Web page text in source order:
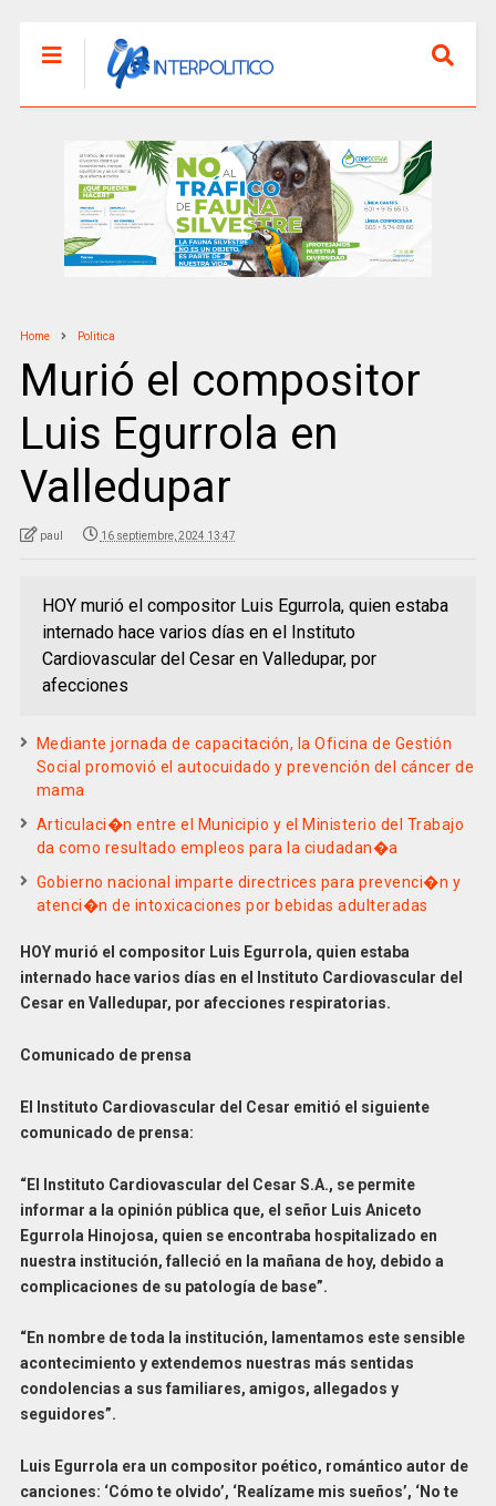
Home Politica
Murió el compositor
Luis Egurrola en
Valledupar
paul 16 septiembre, 2024 13:47
HOY murió el compositor Luis Egurrola, quien estaba
internado hace varios días en el Instituto
Cardiovascular del Cesar en Valledupar, por
afecciones
Mediante jornada de capacitación, la Oficina de Gestión
Social promovió el autocuidado y prevención del cáncer de
mama
Articulaci�n entre el Municipio y el Ministerio del Trabajo
da como resultado empleos para la ciudadan�a
Gobierno nacional imparte directrices para prevenci�n y
atenci�n de intoxicaciones por bebidas adulteradas
HOY murió el compositor Luis Egurrola, quien estaba
internado hace varios días en el Instituto Cardiovascular del
Cesar en Valledupar, por afecciones respiratorias.
Comunicado de prensa
El Instituto Cardiovascular del Cesar emitió el siguiente
comunicado de prensa:
“El Instituto Cardiovascular del Cesar S.A., se permite
informar a la opinión pública que, el señor Luis Aniceto
Egurrola Hinojosa, quien se encontraba hospitalizado en
nuestra institución, falleció en la mañana de hoy, debido a
complicaciones de su patología de base”.
“En nombre de toda la institución, lamentamos este sensible
acontecimiento y extendemos nuestras más sentidas
condolencias a sus familiares, amigos, allegados y
seguidores”.
Luis Egurrola era un compositor poético, romántico autor de
canciones: ‘Cómo te olvido’, ‘Realízame mis sueños’, ‘No te